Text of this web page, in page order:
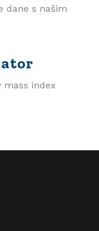
dane s našim
mass index